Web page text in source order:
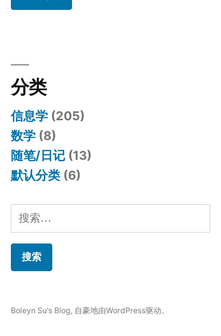
分类
信息学 (205)
数学 (8)
随笔/日记 (13)
默认分类 (6)
搜
索：
Boleyn Su's Blog, 自豪地由WordPress驱动。